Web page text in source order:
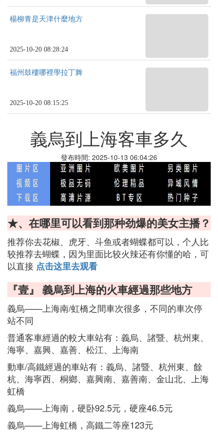
楊柳青是天津什麼地方
2025-10-20 08:28:24
福州鼓樓哪裡學拉丁舞
2025-10-20 08:15:25
義烏到上海客車多久
發布時間: 2025-10-13 06:04:26
★、在哪里可以看到那种劲爆的美女主播？
推荐你去花椒、虎牙、斗鱼或者蝴蝶都可以，个人比
较推荐去蝴蝶，因为里面比较火辣还有你懂的哈，可
以直接 点击这里去观看
『壹』 義烏到上海的火車經過那些地方
義烏——上海南/虹橋之間車次很多，不同的車次停
站不同
普通客車經過的較大車站有：義烏、諸暨、杭州東、
海寧、嘉興、嘉善、松江、上海南
動車/高鐵經過的車站有：義烏、諸暨、杭州東、餘
杭、海寧西、桐鄉、嘉興南、嘉善南、金山北、上海
虹橋
義烏——上海南，硬卧92.5元，硬座46.5元
義烏——上海虹橋，高鐵二等座123元